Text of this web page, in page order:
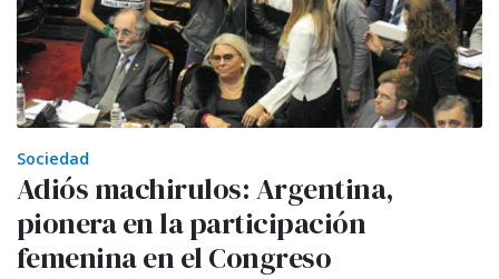
Sociedad
Adiós machirulos: Argentina,
pionera en la participación
femenina en el Congreso